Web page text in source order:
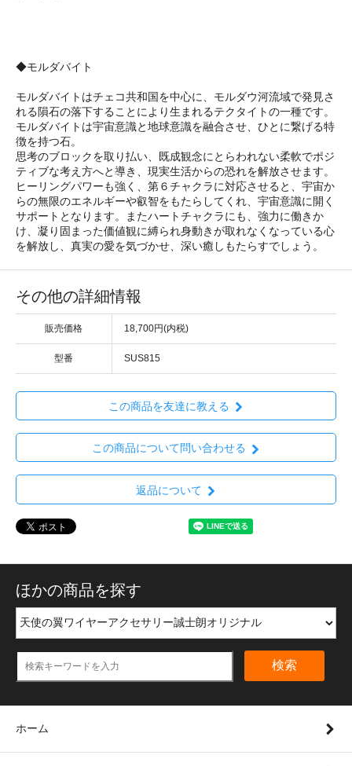
◆モルダバイト
モルダバイトはチェコ共和国を中心に、モルダウ河流域で発見さ
れる隕石の落下することにより生まれるテクタイトの一種です。
モルダバイトは宇宙意識と地球意識を融合させ、ひとに繋げる特
徴を持つ石。
思考のブロックを取り払い、既成観念にとらわれない柔軟でポジ
ティブな考え方へと導き、現実生活からの恐れを解放させます。
ヒーリングパワーも強く、第６チャクラに対応させると、宇宙か
らの無限のエネルギーや叡智をもたらしてくれ、宇宙意識に開く
サポートとなります。またハートチャクラにも、強力に働きか
け、凝り固まった価値観に縛られ身動きが取れなくなっている心
を解放し、真実の愛を気づかせ、深い癒しもたらすでしょう。
その他の詳細情報
販売価格 18,700円(内税)
型番 SUS815
この商品を友達に教える
この商品について問い合わせる
返品について
ほかの商品を探す
検索
ホーム